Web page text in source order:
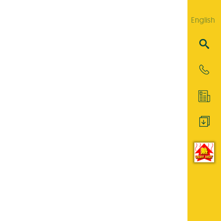
English